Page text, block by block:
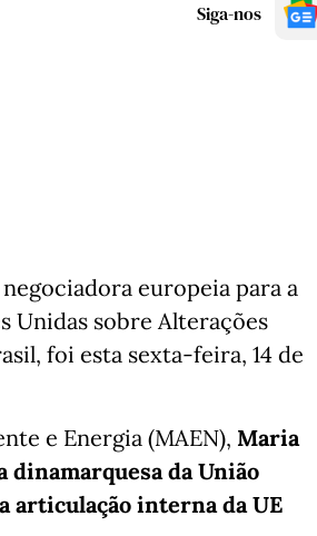
Siga-nos
europeia para a
Unidas sobre Alterações
foi esta sexta-feira, 14 de
e Energia (MAEN), Maria
dinamarquesa da União
articulação interna da UE